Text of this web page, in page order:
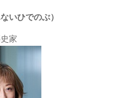
いひでのぶ）
家